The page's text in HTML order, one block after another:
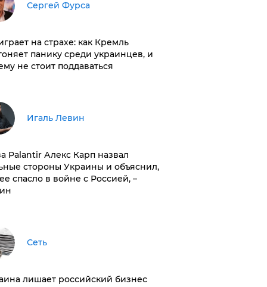
Сергей Фурса
на страхе: как Кремль
панику среди украинцев, и
не стоит поддаваться
Игаль Левин
Palantir Алекс Карп назвал
стороны Украины и объяснил,
спасло в войне с Россией, –
Сеть
лишает российский бизнес